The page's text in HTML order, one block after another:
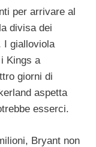
per arrivare al
divisa dei
I gialloviola
Kings a
giorni di
aspetta
esserci.
Bryant non